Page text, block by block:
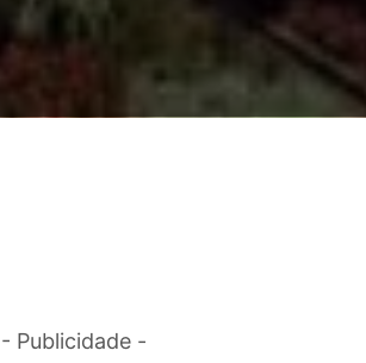
- Publicidade -